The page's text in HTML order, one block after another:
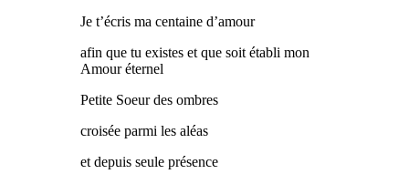
Je t’écris ma centaine d’amour
afin que tu existes et que soit établi mon
Amour éternel
Petite Soeur des ombres
croisée parmi les aléas
et depuis seule présence